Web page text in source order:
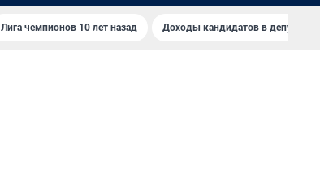
Лига чемпионов 10 лет назад Доходы кандидатов в депутаты